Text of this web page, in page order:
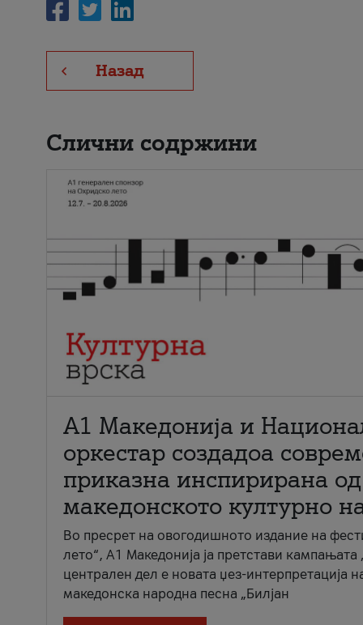
Назад
Слични содржини
А1 Македонија и
оркестар создадоа
приказна инспирирана од
македонското културно
Во пресрет на овогодишното издание на
лето“, А1 Македонија ја претстави кампањата
централен дел е новата џез-интерпретација
македонска народна песна „Билјан